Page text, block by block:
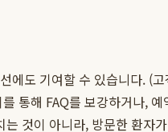
도 기여할 수 있습니다. (
통해 FAQ를 보강하거나,
것이 아니라, 방문한 환자